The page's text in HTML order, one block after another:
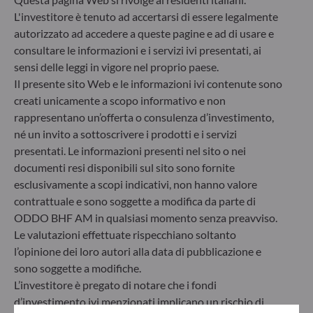
d’investimento. Articolo 8: Il team di gestione
affronta i rischi di sostenibilità integrando criteri
ESG (Ambientali e/o Sociali e/o di Governance) nei
suoi processi decisionali d’investimento. Articolo 9:
Il team di gestione persegue un rigido obiettivo
d’investimento sostenibile che apporti un
contributo significativo nel superare le sfide della
transizione ecologica e affronta i rischi di
sostenibilità avvalendosi dei rating forniti dal
fornitore di dati ESG esterno della Società di
gestione.
L'investitore è tenuto ad accertarsi di essere legalmente
autorizzato ad accedere a queste pagine e ad di usare e
consultare le informazioni e i servizi ivi presentati, ai
sensi delle leggi in vigore nel proprio paese.
Il presente sito Web e le informazioni ivi contenute sono
creati unicamente a scopo informativo e non
rappresentano un’offerta o consulenza d’investimento,
né un invito a sottoscrivere i prodotti e i servizi
presentati. Le informazioni presenti nel sito o nei
documenti resi disponibili sul sito sono fornite
esclusivamente a scopi indicativi, non hanno valore
contrattuale e sono soggette a modifica da parte di
ODDO BHF AM in qualsiasi momento senza preavviso.
Le valutazioni effettuate rispecchiano soltanto
l’opinione dei loro autori alla data di pubblicazione e
sono soggette a modifiche.
L’investitore è pregato di notare che i fondi
d’investimento ivi menzionati implicano un rischio di